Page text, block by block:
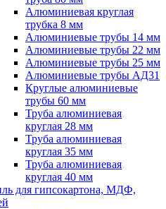
Алюминиевая круглая
трубка 8 мм
Алюминиевые трубы 14 мм
Алюминиевые трубы 22 мм
Алюминиевые трубы 25 мм
Алюминиевые трубы АД31
Круглые алюминиевые
трубы 60 мм
Труба алюминиевая
круглая 28 мм
Труба алюминиевая
круглая 35 мм
Труба алюминиевая
круглая 40 мм
для гипсокартона, МДФ,